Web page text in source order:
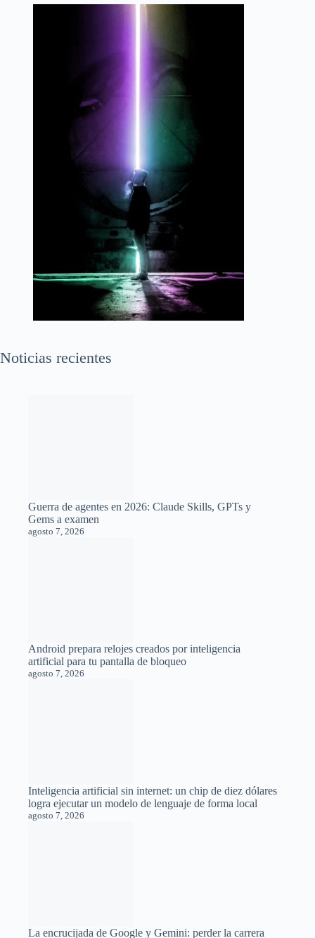
Noticias recientes
artificial para tu pantalla de bloqueo
agosto 7, 2026
agosto 7, 2026
genómico
agosto 7, 2026
comunicación